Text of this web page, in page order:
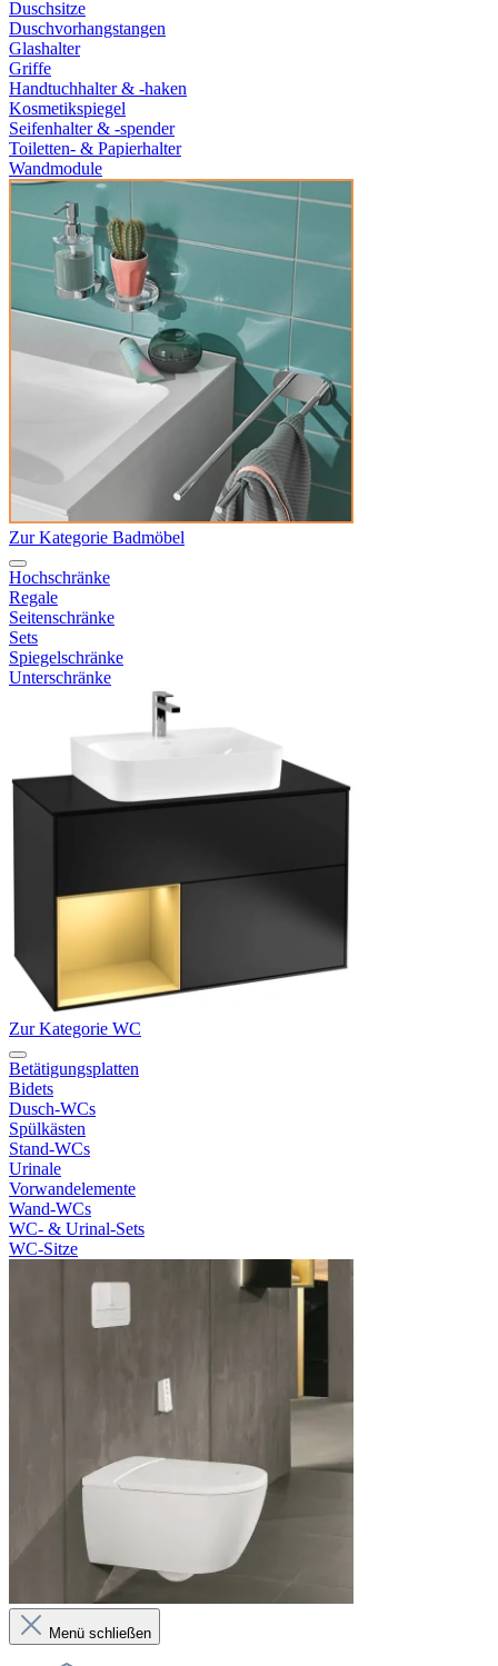
Duschsitze
Duschvorhangstangen
Glashalter
Griffe
Handtuchhalter & -haken
Kosmetikspiegel
Seifenhalter & -spender
Toiletten- & Papierhalter
Wandmodule
Zur Kategorie Badmöbel
Hochschränke
Regale
Seitenschränke
Sets
Spiegelschränke
Unterschränke
Zur Kategorie WC
Betätigungsplatten
Bidets
Dusch-WCs
Spülkästen
Stand-WCs
Urinale
Vorwandelemente
Wand-WCs
WC- & Urinal-Sets
WC-Sitze
Menü schließen